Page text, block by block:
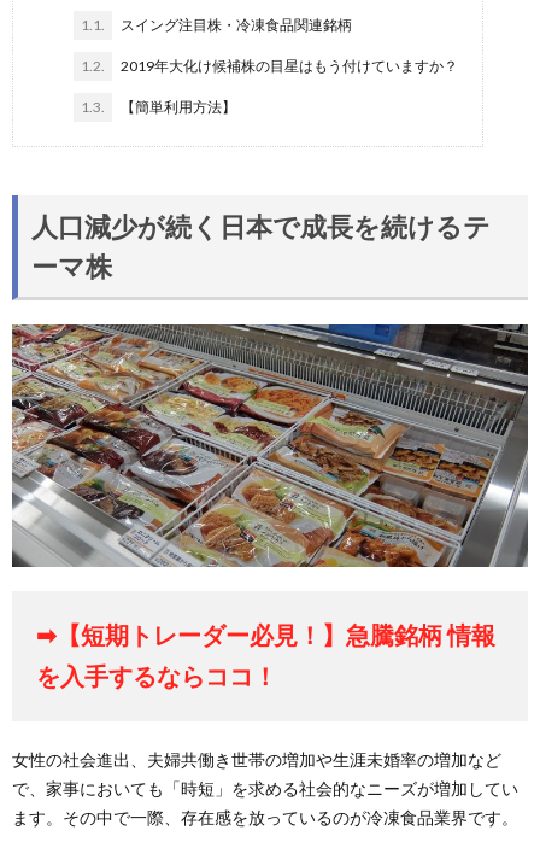
1.1. スイング注目株・冷凍食品関連銘柄
1.2. 2019年大化け候補株の目星はもう付けていますか？
1.3. 【簡単利用方法】
人口減少が続く日本で成長を続けるテ
ーマ株
➡【短期トレーダー必見！】急騰銘柄 情報
を入手するならココ！
女性の社会進出、夫婦共働き世帯の増加や生涯未婚率の増加など
で、家事においても「時短」を求める社会的なニーズが増加してい
ます。その中で一際、存在感を放っているのが冷凍食品業界です。